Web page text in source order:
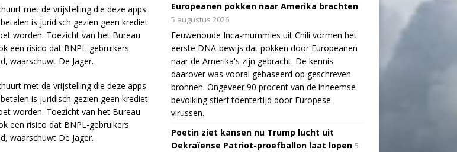
met de vrijstelling die deze apps
is juridisch gezien geen krediet
worden. Toezicht van het Bureau
een risico dat BNPL-gebruikers
waarschuwt De Jager.
met de vrijstelling die deze apps
is juridisch gezien geen krediet
worden. Toezicht van het Bureau
een risico dat BNPL-gebruikers
waarschuwt De Jager.
Europeanen pokken naar Amerika brachten
5 augustus 2026
Eeuwenoude Inca-mummies uit Chili vormen het
eerste DNA-bewijs dat pokken door Europeanen
naar de Amerika's zijn gebracht. De kennis
daarover was vooral gebaseerd op geschreven
bronnen. Ongeveer 90 procent van de inheemse
bevolking stierf toentertijd door Europese
virussen.
Poetin ziet kansen nu Trump lucht uit
Oekraïense Patriot-proefballon laat lopen 5